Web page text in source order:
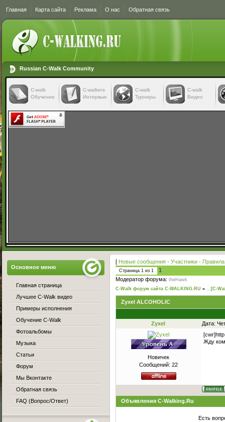
Главная Карта сайта Реклама О нас Обратная связь
Russian C-Walk Community
C-walk
Обучение
C-walkers
Интервью
С-walk
Турниры
С-walk
Видео
[ Новые сообщения · Участники ·
Страница 1 из 1
1
Модератор форума: theHawk
C-Walk форум сайта C-WALKING.RU » ..:[C-
Zyxel ALCOHOLIC
Zyxel Дата:
Новичек
Сообщений: 22
Жду
Объявления C-Walking.Ru
Есть
Основное меню
Главная страница
Лучшее C-Walk видео
Примеры исполнения
Обучение C-Walk
Фотоальбомы
Музыка
Статьи
Форум
Мы Вконтакте
Обратная связь
FAQ (Вопрос/Ответ)